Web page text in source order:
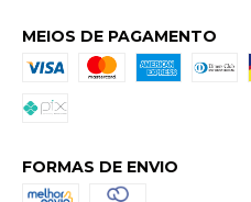
MEIOS DE PAGAMENTO
FORMAS DE ENVIO